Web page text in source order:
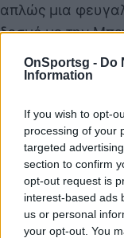
OnSportsg - Do
Information
If you wish to opt-
processing of your
targeted
section to confirm
opt-out request is
interest-based ads
us or personal
your opt-out. You
απλώς μια
δεσμό με την
Μουρίνιο, ο
επίσημα από την